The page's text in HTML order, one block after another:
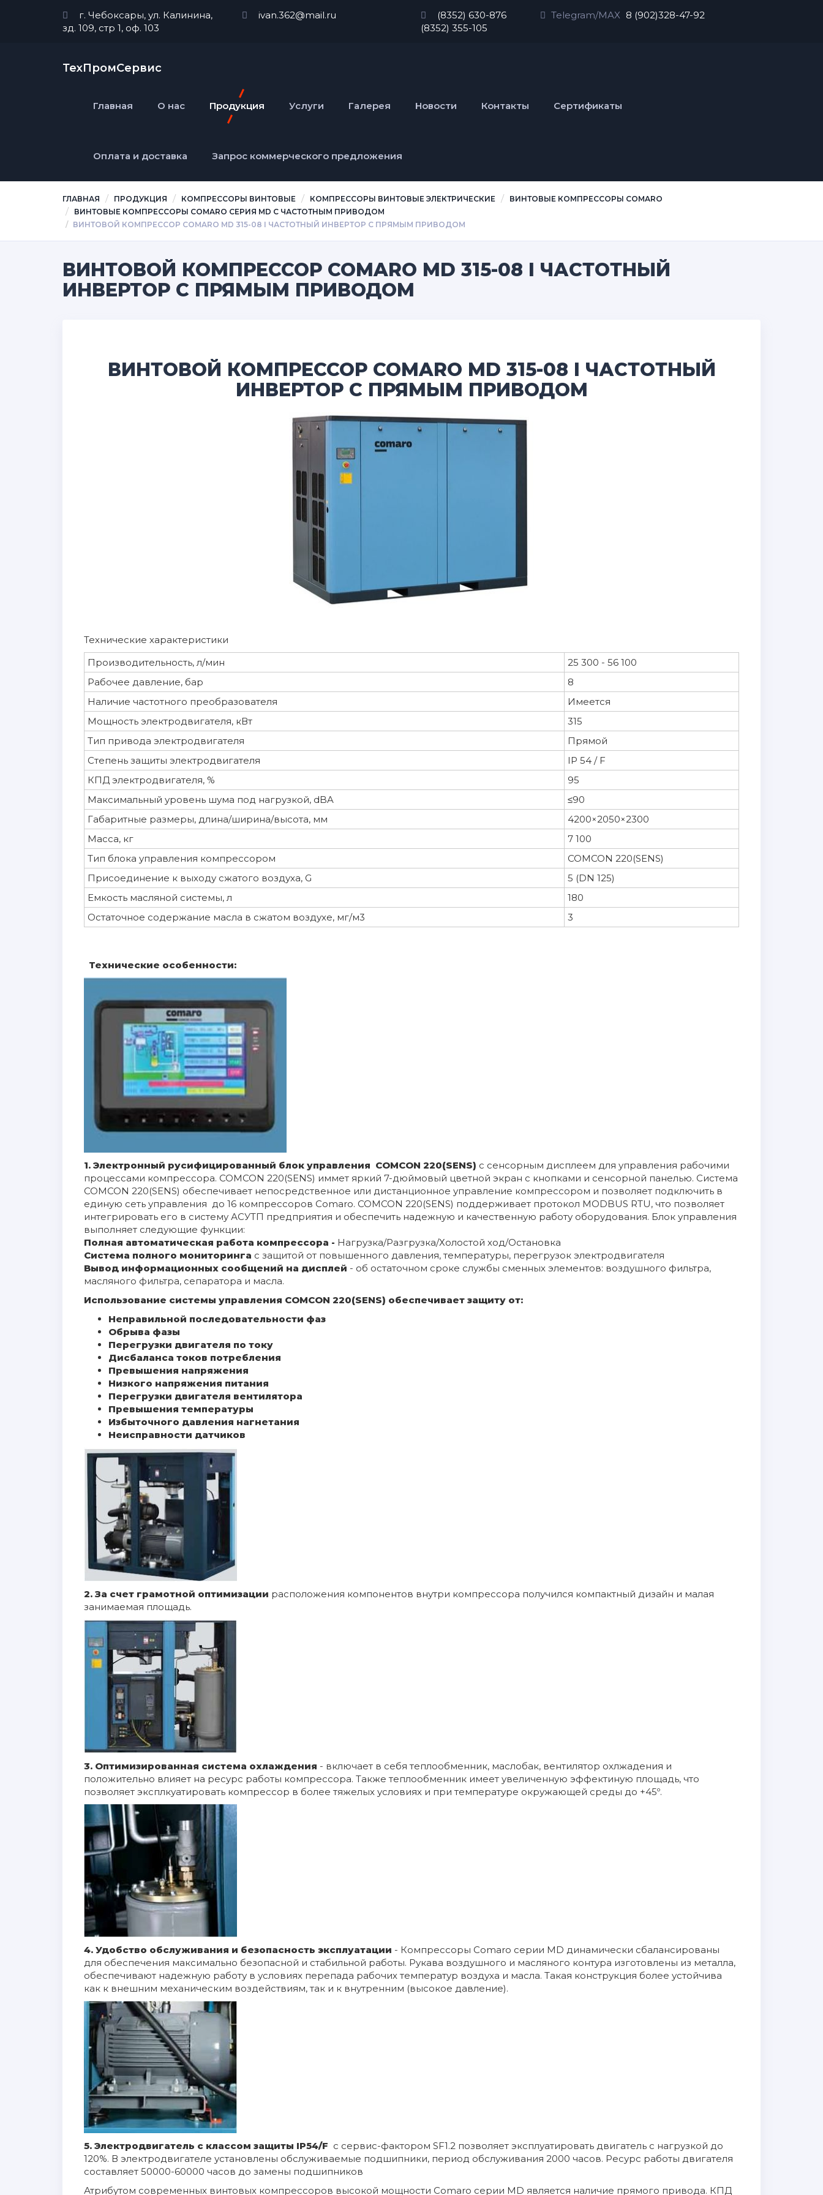
г. Чебоксары, ул. Калинина,
зд. 109, стр 1, оф. 103
ivan.362@mail.ru
(8352) 630-876
(8352) 355-105
Telegram/MAX 8 (902)328-47-92
ТехПромСервис
Главная О нас Продукция Услуги Галерея Новости Контакты Сертификаты
Оплата и доставка Запрос коммерческого предложения
ГЛАВНАЯ ПРОДУКЦИЯ КОМПРЕССОРЫ ВИНТОВЫЕ КОМПРЕССОРЫ ВИНТОВЫЕ ЭЛЕКТРИЧЕСКИЕ
ВИНТОВЫЕ КОМПРЕССОРЫ COMARO
ВИНТОВЫЕ КОМПРЕССОРЫ COMARO CЕРИЯ MD С ЧАСТОТНЫМ ПРИВОДОМ
ВИНТОВОЙ КОМПРЕССОР COMARO MD 315-08 I ЧАСТОТНЫЙ ИНВЕРТОР С ПРЯМЫМ ПРИВОДОМ
ВИНТОВОЙ КОМПРЕССОР COMARO MD 315-08 I ЧАСТОТНЫЙ
ИНВЕРТОР С ПРЯМЫМ ПРИВОДОМ
ВИНТОВОЙ КОМПРЕССОР COMARO MD 315-08 I ЧАСТОТНЫЙ
ИНВЕРТОР С ПРЯМЫМ ПРИВОДОМ
Технические характеристики
Производительность, л/мин
25 300 - 56 100
Рабочее давление, бар
8
Наличие частотного преобразователя
Имеется
Мощность электродвигателя, кВт
315
Тип привода электродвигателя
Прямой
Степень защиты электродвигателя
IP 54 / F
КПД электродвигателя, %
95
Максимальный уровень шума под нагрузкой, dBA
≤90
Габаритные размеры, длина/ширина/высота, мм
4200×2050×2300
Масса, кг
7 100
Тип блока управления компрессором
COMCON 220(SENS)
Присоединение к выходу сжатого воздуха, G
5 (DN 125)
Емкость масляной системы, л
180
Остаточное содержание масла в сжатом воздухе, мг/м3
3
Технические особенности:
1. Электронный русифицированный блок управления COMCON 220(SENS) с сенсорным дисплеем для управления рабочими
процессами компрессора. COMCON 220(SENS) иммет яркий 7-дюймовый цветной экран с кнопками и сенсорной панелью. Система
COMCON 220(SENS) обеспечивает непосредственное или дистанционное управление компрессором и позволяет подключить в
единую сеть управления до 16 компрессоров Сomaro. COMCON 220(SENS) поддерживает протокол MODBUS RTU, что позволяет
интегрировать его в систему АСУТП предприятия и обеспечить надежную и качественную работу оборудования. Блок управления
выполняет следующие функции:
Полная автоматическая работа компрессора - Нагрузка/Разгрузка/Холостой ход/Остановка
Система полного мониторинга с защитой от повышенного давления, температуры, перегрузок электродвигателя
Вывод информационных сообщений на дисплей - об остаточном сроке службы сменных элементов: воздушного фильтра,
масляного фильтра, сепаратора и масла.
Использование системы управления COMCON 220(SENS) обеспечивает защиту от:
Неправильной последовательности фаз
Обрыва фазы
Перегрузки двигателя по току
Дисбаланса токов потребления
Превышения напряжения
Низкого напряжения питания
Перегрузки двигателя вентилятора
Превышения температуры
Избыточного давления нагнетания
Неисправности датчиков
2. За счет грамотной оптимизации расположения компонентов внутри компрессора получился компактный дизайн и малая
занимаемая площадь.
3. Оптимизированная система охлаждения - включает в себя теплообменник, маслобак, вентилятор охлжадения и
положительно влияет на ресурс работы компрессора. Также теплообменник имеет увеличенную эффектиную площадь, что
позволяет эксплкуатировать компрессор в более тяжелых условиях и при температуре окружающей среды до +45º.
4. Удобство обслуживания и безопасность эксплуатации - Компрессоры Comaro серии MD динамически сбалансированы
для обеспечения максимально безопасной и стабильной работы. Рукава воздушного и масляного контура изготовлены из металла,
обеспечивают надежную работу в условиях перепада рабочих температур воздуха и масла. Такая конструкция более устойчива
как к внешним механическим воздействиям, так и к внутренним (высокое давление).
5. Электродвигатель с классом защиты IP54/F c сервис-фактором SF1.2 позволяет эксплуатировать двигатель с нагрузкой до
120%. В электродвигателе установлены обслуживаемые подшипники, период обслуживания 2000 часов. Ресурс работы двигателя
составляет 50000-60000 часов до замены подшипников
Атрибутом современных винтовых компрессоров высокой мощности Comaro серии MD является наличие прямого привода. КПД